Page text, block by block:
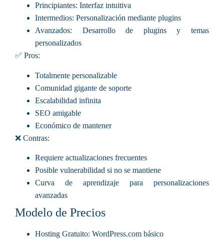
Principiantes: Interfaz intuitiva
Intermedios: Personalización mediante plugins
Avanzados: Desarrollo de plugins y temas
personalizados
✅ Pros:
Totalmente personalizable
Comunidad gigante de soporte
Escalabilidad infinita
SEO amigable
Económico de mantener
❌ Contras:
Requiere actualizaciones frecuentes
Posible vulnerabilidad si no se mantiene
Curva de aprendizaje para personalizaciones
avanzadas
Modelo de Precios
Hosting Gratuito: WordPress.com básico